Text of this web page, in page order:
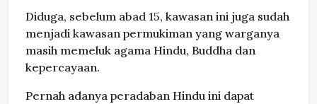
Diduga, sebelum abad 15, kawasan ini juga sudah
menjadi kawasan permukiman yang warganya
masih memeluk agama Hindu, Buddha dan
kepercayaan.
Pernah adanya peradaban Hindu ini dapat